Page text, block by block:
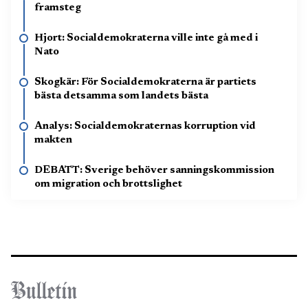
framsteg
Hjort: Socialdemokraterna ville inte gå med i
Nato
Skogkär: För Socialdemokraterna är partiets
bästa detsamma som landets bästa
Analys: Socialdemokraternas korruption vid
makten
DEBATT: Sverige behöver sanningskommission
om migration och brottslighet